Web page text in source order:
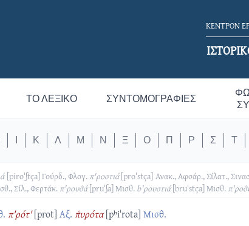
ΚΕΝΤΡΟΝ
ΤΟ ΛΕΞΙΚΌ ΣΥΝΤΟΜΟΓΡΑΦΊΕΣ
Κ Λ Μ Ν Ξ Ο Π Ρ Σ Τ
[piroˈʃtça] Γούρδ., Φλογ. π'ροστιά [proˈstça] Ανακ., Αφσάρ., Σίλατ.,
Σίλ., Φερτάκ. π'ρουσ̑ά [pruˈʃa] Μισθ. b'ρουστιά [bruˈstça] Μισθ.
π'ρότ' [prot] Αξ. π͑υρότα [pʰiˈrota] Μισθ.